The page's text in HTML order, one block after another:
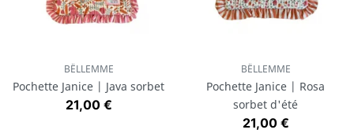
BËLLEMME
Pochette Janice | Java sorbet
Prix
21,00 €
BËLLEMME
Pochette Janice | Rosa
sorbet d'été
Prix
21,00 €